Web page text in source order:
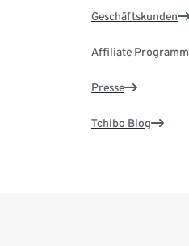
Geschäftskunden
Affiliate Programm
Presse
Tchibo Blog